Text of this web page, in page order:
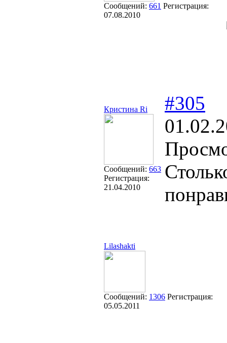
Сообщений: 661 Регистрация:
07.08.2010
Кристина Ri
Сообщений: 663
Регистрация:
21.04.2010
#305
Lilashakti
Сообщений: 1306 Регистрация:
05.05.2011